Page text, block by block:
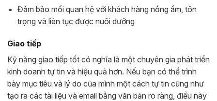
Đảm bảo mối quan hệ với khách hàng nồng ấm, tôn
trọng và liên tục được nuôi dưỡng
Giao tiếp
Kỹ năng giao tiếp tốt có nghĩa là một chuyên gia phát triển
kinh doanh tự tin và hiệu quả hơn. Nếu bạn có thể trình
bày mục tiêu và lý do của mình một cách tự tin cũng như
tạo ra các tài liệu và email bằng văn bản rõ ràng, điều này